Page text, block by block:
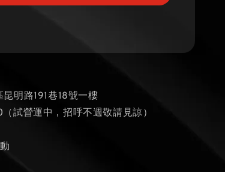
明路191巷18號一樓
試營運中，招呼不週敬請見諒）